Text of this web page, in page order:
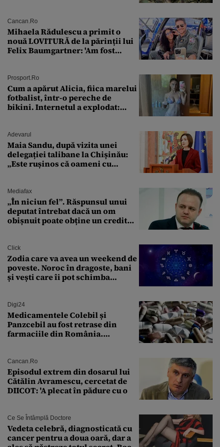
Cancan.ro
Mihaela Rădulescu a primit o
nouă LOVITURĂ de la părinții lui
Felix Baumgartner: 'Am fost
Prosport.ro
Cum a apărut Alicia, fiica marelui
fotbalist, într-o pereche de
bikini. Internetul a explodat:
Adevarul
Maia Sandu, după vizita unei
delegației talibane la Chișinău:
„Este rușinos că oameni cu
Mediafax
„În niciun fel”. Răspunsul unui
deputat întrebat dacă un om
obișnuit poate obține un credit
Click
Zodia care va avea un weekend de
poveste. Noroc în dragoste, bani
și vești care îi pot schimba
Digi24
Medicamentele Colebil și
Panzcebil au fost retrase din
farmaciile din România.
Cancan.ro
Episodul extrem din dosarul lui
Cătălin Avramescu, cercetat de
DIICOT: 'A plecat în pădure cu o
Ce Se Întâmplă Doctore
Vedeta celebră, diagnosticată cu
cancer pentru a doua oară, dar a